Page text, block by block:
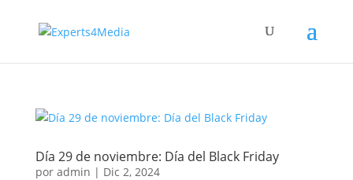
Día 29 de noviembre: Día del Black Friday
por admin | Dic 2, 2024